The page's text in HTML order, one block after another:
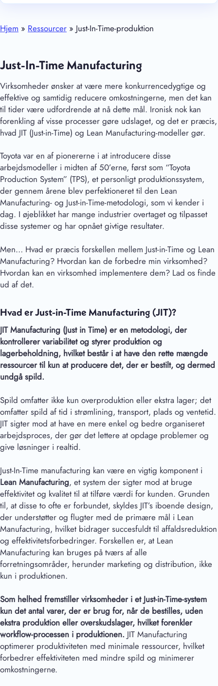
Hjem » Ressourcer » Just-In-Time-produktion
Just-In-Time Manufacturing
Virksomheder ønsker at være mere konkurrencedygtige og
effektive og samtidig reducere omkostningerne, men det kan
til tider være udfordrende at nå dette mål. Ironisk nok kan
forenkling af visse processer gøre udslaget, og det er præcis,
hvad JIT (Just-in-Time) og Lean Manufacturing-modeller gør.
Toyota var en af pionererne i at introducere disse
arbejdsmodeller i midten af 50’erne, først som “Toyota
Production System” (TPS), et personligt produktionssystem,
der gennem årene blev perfektioneret til den Lean
Manufacturing- og Just-in-Time-metodologi, som vi kender i
dag. I øjeblikket har mange industrier overtaget og tilpasset
disse systemer og har opnået givtige resultater.
Men… Hvad er præcis forskellen mellem Just-in-Time og Lean
Manufacturing? Hvordan kan de forbedre min virksomhed?
Hvordan kan en virksomhed implementere dem? Lad os finde
ud af det.
Hvad er Just-in-Time Manufacturing (JIT)?
JIT Manufacturing (Just in Time) er en metodologi, der
kontrollerer variabilitet og styrer produktion og
lagerbeholdning, hvilket består i at have den rette mængde
ressourcer til kun at producere det, der er bestilt, og dermed
undgå spild.
Spild omfatter ikke kun overproduktion eller ekstra lager; det
omfatter spild af tid i strømlining, transport, plads og ventetid.
JIT sigter mod at have en mere enkel og bedre organiseret
arbejdsproces, der gør det lettere at opdage problemer og
give løsninger i realtid.
Just-In-Time manufacturing kan være en vigtig komponent i
Lean Manufacturing, et system der sigter mod at bruge
effektivitet og kvalitet til at tilføre værdi for kunden. Grunden
til, at disse to ofte er forbundet, skyldes JIT’s iboende design,
der understøtter og flugter med de primære mål i Lean
Manufacturing, hvilket bidrager succesfuldt til affaldsreduktion
og effektivitetsforbedringer. Forskellen er, at Lean
Manufacturing kan bruges på tværs af alle
forretningsområder, herunder marketing og distribution, ikke
kun i produktionen.
Som helhed fremstiller virksomheder i et Just-in-Time-system
kun det antal varer, der er brug for, når de bestilles, uden
ekstra produktion eller overskudslager, hvilket forenkler
workflow-processen i produktionen. JIT Manufacturing
optimerer produktiviteten med minimale ressourcer, hvilket
forbedrer effektiviteten med mindre spild og minimerer
omkostningerne.